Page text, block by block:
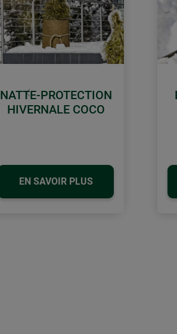
NATTE-PROTECTION
HIVERNALE COCO
EN SAVOIR PLUS
retour